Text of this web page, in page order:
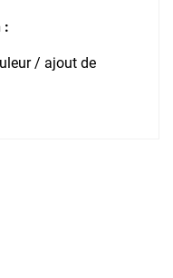
:
/ ajout de